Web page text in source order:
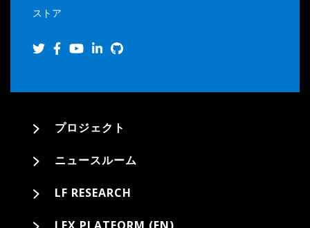
ストア
プロジェクト
ニュースルーム
LF RESEARCH